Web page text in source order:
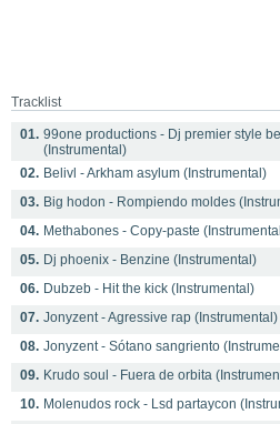
Tracklist
01. 99one productions - Dj premier style
(Instrumental)
02. Belivl - Arkham asylum (Instrumental)
03. Big hodon - Rompiendo moldes
04. Methabones - Copy-paste
05. Dj phoenix - Benzine (Instrumental)
06. Dubzeb - Hit the kick (Instrumental)
07. Jonyzent - Agressive rap (Instrumental)
08. Jonyzent - Sótano sangriento
09. Krudo soul - Fuera de orbita
10. Molenudos rock - Lsd partaycon